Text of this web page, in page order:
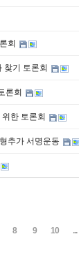
회
찾기 토론회
론회
한 토론회
추가 서명운동
8 9 10 ...